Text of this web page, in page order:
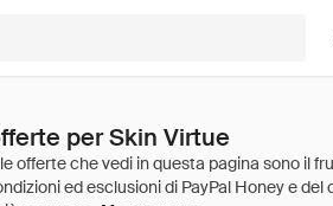
per Skin Virtue